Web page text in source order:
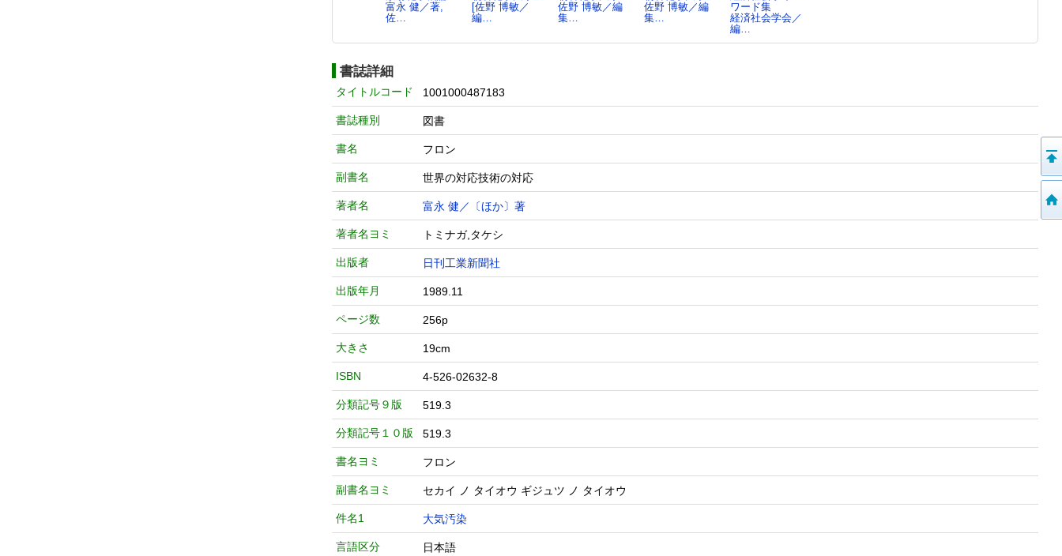
富永 健／著,
佐…
[佐野 博敏／
編…
佐野 博敏／編
集…
佐野 博敏／編
集…
ワード集
経済社会学会／
編…
書誌詳細
タイトルコード 1001000487183
書誌種別 図書
書名 フロン
副書名 世界の対応技術の対応
著者名 富永 健／〔ほか〕著
著者名ヨミ トミナガ,タケシ
出版者 日刊工業新聞社
出版年月 1989.11
ページ数 256p
大きさ 19cm
ISBN 4-526-02632-8
分類記号９版 519.3
分類記号１０版 519.3
書名ヨミ フロン
副書名ヨミ セカイ ノ タイオウ ギジュツ ノ タイオウ
件名1 大気汚染
言語区分 日本語